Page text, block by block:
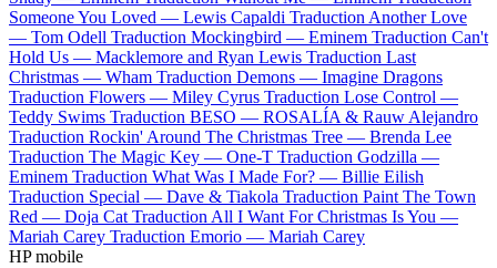
Someone You Loved — Lewis Capaldi Traduction Another Love
— Tom Odell Traduction Mockingbird — Eminem Traduction Can't
Hold Us — Macklemore and Ryan Lewis Traduction Last
Christmas — Wham Traduction Demons — Imagine Dragons
Traduction Flowers — Miley Cyrus Traduction Lose Control —
Teddy Swims Traduction BESO — ROSALÍA & Rauw Alejandro
Traduction Rockin' Around The Christmas Tree — Brenda Lee
Traduction The Magic Key — One-T Traduction Godzilla —
Eminem Traduction What Was I Made For? — Billie Eilish
Traduction Special — Dave & Tiakola Traduction Paint The Town
Red — Doja Cat Traduction All I Want For Christmas Is You —
Mariah Carey Traduction Emorio — Mariah Carey
HP mobile